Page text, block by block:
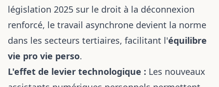
législation 2025 sur le droit à la déconnexion
renforcé, le travail asynchrone devient la norme
dans les secteurs tertiaires, facilitant l'équilibre
vie pro vie perso.
L'effet de levier technologique : Les nouveaux